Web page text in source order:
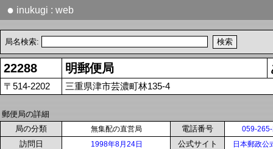
● inukugi : web
局名検索:
22288 明郵便局
〒514-2202 三重県津市芸濃町林135-4
郵便局の詳細
局の分類
無集配の直営局 電話番号 059-
訪問日 1998年8月24日 公式サイト 日本郵政公